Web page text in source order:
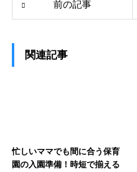
前の記事
関連記事
忙しいママでも間に合う保育
園の入園準備！時短で揃える